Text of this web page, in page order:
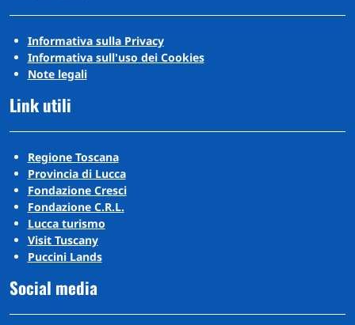
Informativa sulla Privacy
Informativa sull'uso dei Cookies
Note legali
Link utili
Regione Toscana
Provincia di Lucca
Fondazione Cresci
Fondazione C.R.L.
Lucca turismo
Visit Tuscany
Puccini Lands
Social media